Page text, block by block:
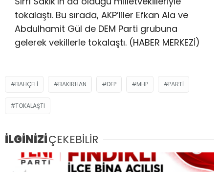
tokalaştı. Bu sırada, AKP’liler Efkan Ala ve
Abdulhamit Gül de DEM Parti grubuna
gelerek vekillerle tokalaştı. (HABER MERKEZİ)
BAHÇELI BAKIRHAN DEP MHP PARTI
TOKALAŞTI
İLGİNİZİÇEKEBİLİR